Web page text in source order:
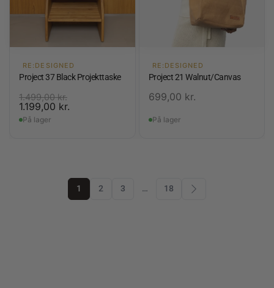
RE:DESIGNED
Project 37 Black Projekttaske
1.499,00kr.
1.199,00 kr.
På lager
RE:DESIGNED
Project 21 Walnut/Canvas
699,00 kr.
På lager
1 2 3 … 18